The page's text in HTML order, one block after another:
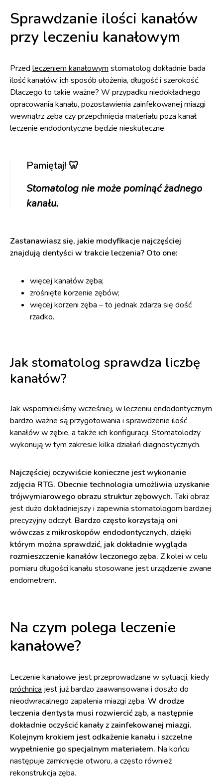
Sprawdzanie ilości kanałów
przy leczeniu kanałowym
Przed leczeniem kanałowym stomatolog dokładnie bada
ilość kanałów, ich sposób ułożenia, długość i szerokość.
Dlaczego to takie ważne? W przypadku niedokładnego
opracowania kanału, pozostawienia zainfekowanej miazgi
wewnątrz zęba czy przepchnięcia materiału poza kanał
leczenie endodontyczne będzie nieskuteczne.
Pamiętaj! 🦷
Stomatolog nie może pominąć żadnego
kanału.
Zastanawiasz się, jakie modyfikacje najczęściej
znajdują dentyści w trakcie leczenia? Oto one:
więcej kanałów zęba;
zrośnięte korzenie zębów;
więcej korzeni zęba – to jednak zdarza się dość
rzadko.
Jak stomatolog sprawdza liczbę
kanałów?
Jak wspomnieliśmy wcześniej, w leczeniu endodontycznym
bardzo ważne są przygotowania i sprawdzenie ilość
kanałów w zębie, a także ich konfiguracji. Stomatolodzy
wykonują w tym zakresie kilka działań diagnostycznych.
Najczęściej oczywiście konieczne jest wykonanie
zdjęcia RTG. Obecnie technologia umożliwia uzyskanie
trójwymiarowego obrazu struktur zębowych.Taki obraz
jest dużo dokładniejszy i zapewnia stomatologom bardziej
precyzyjny odczyt. Bardzo często korzystają oni
wówczas z mikroskopów endodontycznych, dzięki
którym można sprawdzić, jak dokładnie wygląda
rozmieszczenie kanałów leczonego zęba. Z kolei w celu
pomiaru długości kanału stosowane jest urządzenie zwane
endometrem.
Na czym polega leczenie
kanałowe?
Leczenie kanałowe jest przeprowadzane w sytuacji, kiedy
próchnica jest już bardzo zaawansowana i doszło do
nieodwracalnego zapalenia miazgi zęba. W drodze
leczenia dentysta musi rozwiercić ząb, a następnie
dokładnie oczyścić kanały z zainfekowanej miazgi.
Kolejnym krokiem jest odkażenie kanału i szczelne
wypełnienie go specjalnym materiałem. Na końcu
następuje zamknięcie otworu, a często również
rekonstrukcja zęba.